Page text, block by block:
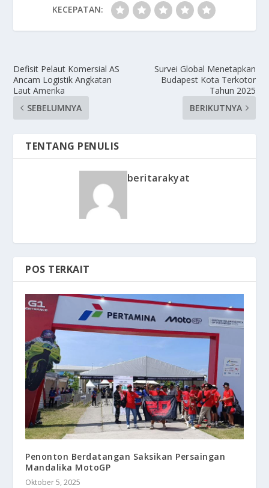
KECEPATAN:
Defisit Pelaut Komersial AS
Ancam Logistik Angkatan
Laut Amerika
SEBELUMNYA
Survei Global Menetapkan
Budapest Kota Terkotor
Tahun 2025
BERIKUTNYA
TENTANG PENULIS
beritarakyat
POS TERKAIT
Penonton Berdatangan Saksikan Persaingan
Mandalika MotoGP
Oktober 5, 2025